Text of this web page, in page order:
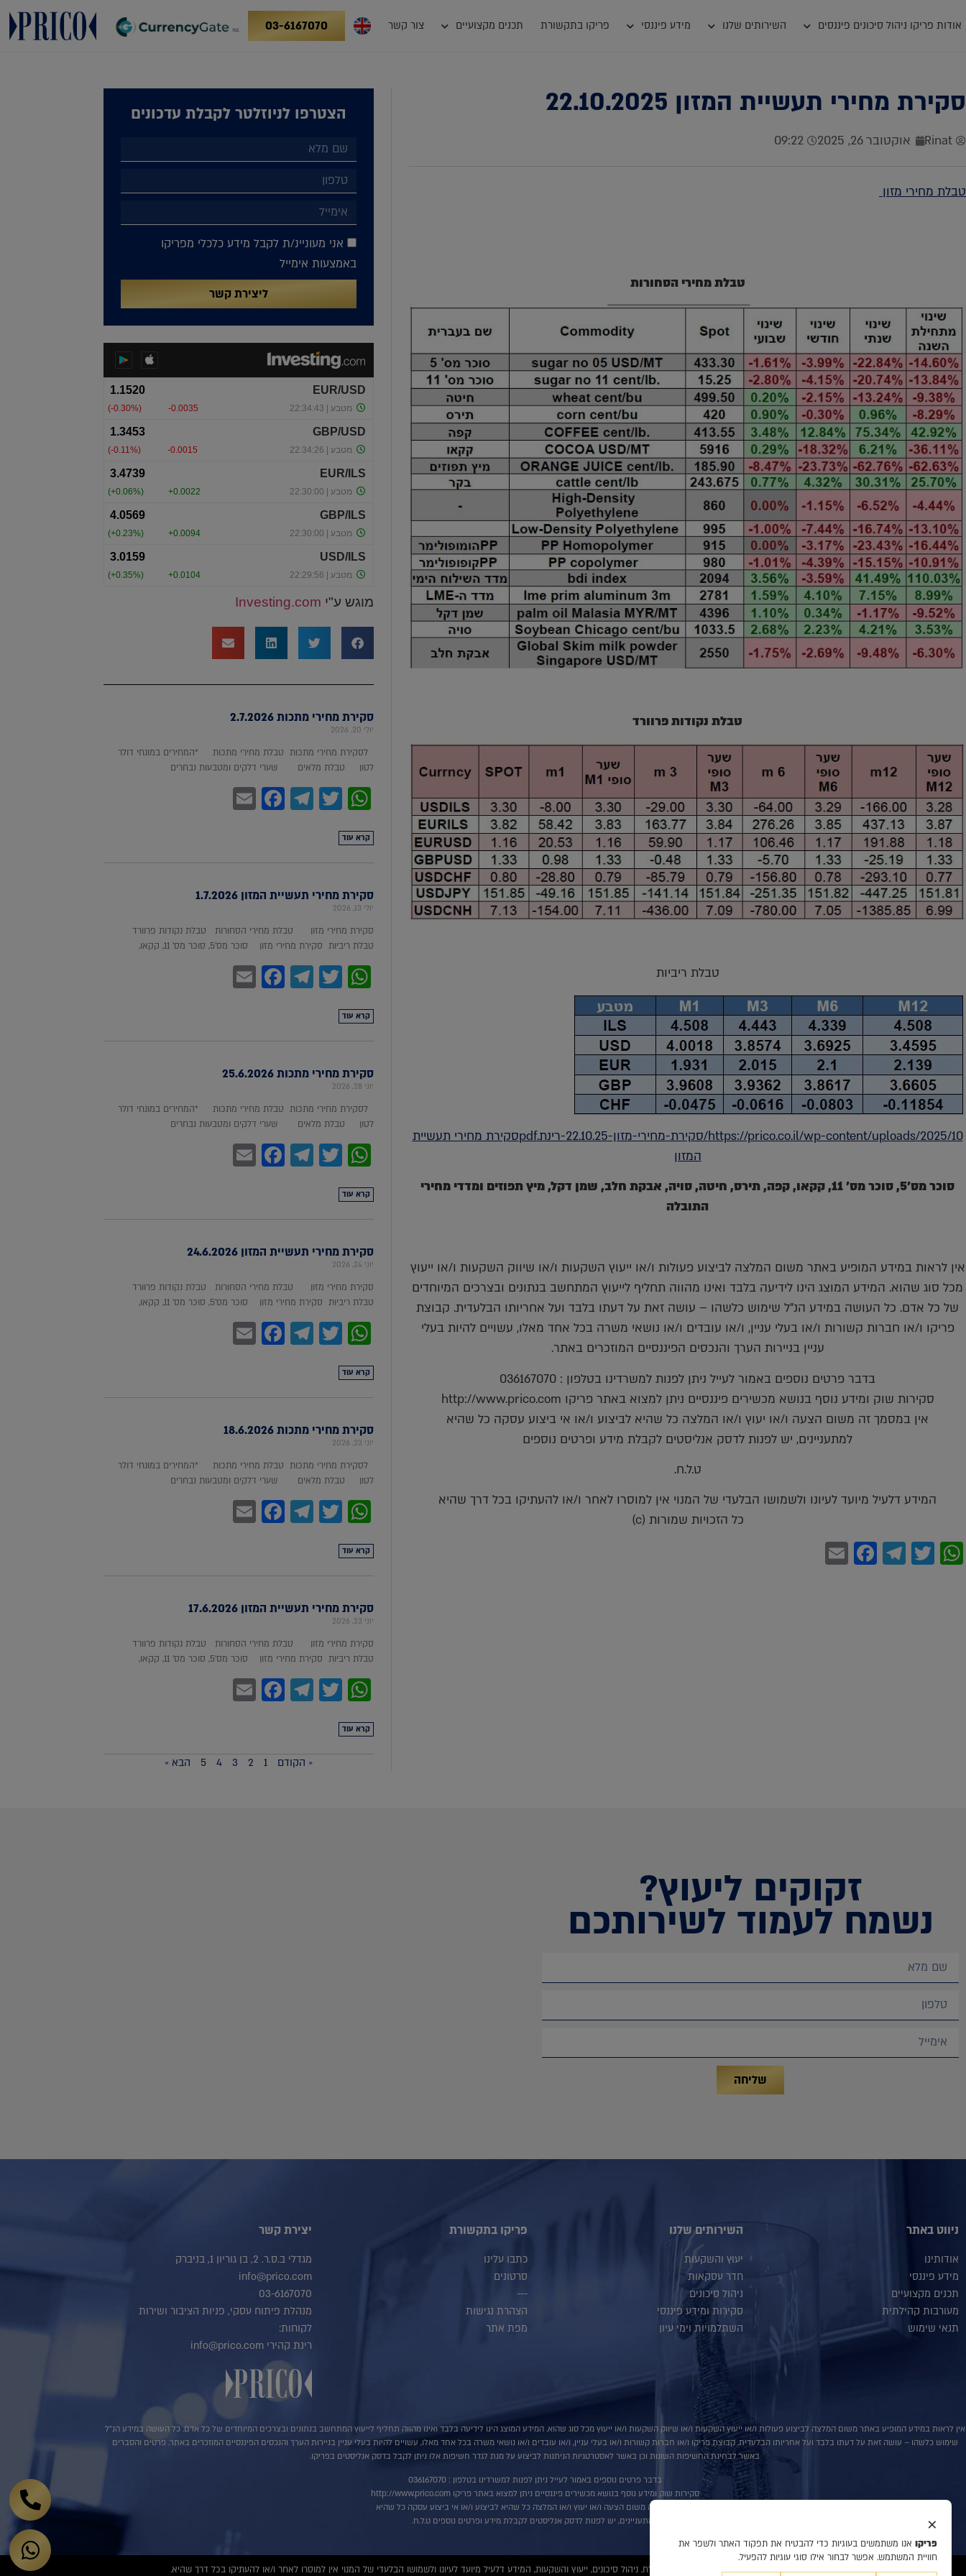
אודות פריקו ניהול סיכונים פיננסים השירותים שלנו מידע פיננסי פריקו בתקשורת תכנים מקצועיים צור קשר 03-6167070
סקירת מחירי תעשיית המזון 22.10.2025
Rinat אוקטובר 26, 2025 09:22
טבלת מחירי מזון
טבלת מחירי הסחורות
טבלת נקודות פרוורד
טבלת ריביות
https://prico.co.il/wp-content/uploads/2025/10/סקירת-מחירי-מזון-22.10.25-רינת.pdfסקירת מחירי תעשיית
המזון
סוכר מס'5, סוכר מס' 11, קקאו, קפה, תירס, חיטה, סויה, אבקת חלב, שמן דקל, מיץ תפוזים ומדדי מחירי
התובלה
אין לראות במידע המופיע באתר משום המלצה לביצוע פעולות ו/או ייעוץ השקעות ו/או שיווק השקעות ו/או ייעוץ
מכל סוג שהוא. המידע המוצג הינו לידיעה בלבד ואינו מהווה תחליף לייעוץ המתחשב בנתונים ובצרכים המיוחדים
של כל אדם. כל העושה במידע הנ"ל שימוש כלשהו – עושה זאת על דעתו בלבד ועל אחריותו הבלעדית. קבוצת
פריקו ו/או חברות קשורות ו/או בעלי עניין, ו/או עובדים ו/או נושאי משרה בכל אחד מאלו, עשויים להיות בעלי
עניין בניירות הערך והנכסים הפיננסיים המוזכרים באתר.
בדבר פרטים נוספים באמור לעייל ניתן לפנות למשרדינו בטלפון : 036167070
סקירות שוק ומידע נוסף בנושא מכשירים פיננסיים ניתן למצוא באתר פריקו http://www.prico.com
אין במסמך זה משום הצעה ו/או יעוץ ו/או המלצה כל שהיא לביצוע ו/או אי ביצוע עסקה כל שהיא
למתעניינים, יש לפנות לדסק אנליסטים לקבלת מידע ופרטים נוספים
ט.ל.ח.
המידע דלעיל מיועד לעיונו ולשמושו הבלעדי של המנוי אין למוסרו לאחר ו/או להעתיקו בכל דרך שהיא
כל הזכויות שמורות (c)
WhatsApp
Twitter
Telegram
Facebook
הצטרפו לניוזלטר לקבלת עדכונים
אני מעוניינ/ת לקבל מידע כלכלי מפריקו
באמצעות אימייל
ליצירת קשר
מוגש ע"י Investing.com
סקירת מחירי מתכות 2.7.2026
יולי 20, 2026
לסקירת מחירי מתכות טבלת מחירי מתכות *המחירים במונחי דולר
לטון טבלת מלאים שערי דלקים ומטבעות נבחרים
WhatsApp
Twitter
Telegram
Facebook
Email
קרא עוד
סקירת מחירי תעשיית המזון 1.7.2026
יולי 13, 2026
סקירת מחירי מזון טבלת מחירי הסחורות טבלת נקודות פרוורד
טבלת ריביות סקירת מחירי מזון סוכר מס'5, סוכר מס' 11, קקאו,
WhatsApp
Twitter
Telegram
Facebook
Email
קרא עוד
סקירת מחירי מתכות 25.6.2026
יוני 28, 2026
לסקירת מחירי מתכות טבלת מחירי מתכות *המחירים במונחי דולר
לטון טבלת מלאים שערי דלקים ומטבעות נבחרים
WhatsApp
Twitter
Telegram
Facebook
Email
קרא עוד
סקירת מחירי תעשיית המזון 24.6.2026
יוני 24, 2026
סקירת מחירי מזון טבלת מחירי הסחורות טבלת נקודות פרוורד
טבלת ריביות סקירת מחירי מזון סוכר מס'5, סוכר מס' 11, קקאו,
WhatsApp
Twitter
Telegram
Facebook
Email
קרא עוד
סקירת מחירי מתכות 18.6.2026
יוני 23, 2026
לסקירת מחירי מתכות טבלת מחירי מתכות *המחירים במונחי דולר
לטון טבלת מלאים שערי דלקים ומטבעות נבחרים
WhatsApp
Twitter
Telegram
Facebook
Email
קרא עוד
סקירת מחירי תעשיית המזון 17.6.2026
יוני 23, 2026
סקירת מחירי מזון טבלת מחירי הסחורות טבלת נקודות פרוורד
טבלת ריביות סקירת מחירי מזון סוכר מס'5, סוכר מס' 11, קקאו,
WhatsApp
Twitter
Telegram
Facebook
Email
קרא עוד
« הקודם 1
2
3
4
5 הבא »
זקוקים ליעוץ?
נשמח לעמוד לשירותכם
שליחה
ניווט באתר
אודותינו
מידע פיננסי
תכנים מקצועיים
מעורבות קהילתית
תנאי שימוש
השירותים שלנו
יעוץ והשקעות
חדר עסקאות
ניהול סיכונים
סקירות ומידע פיננסי
השתלמויות וימי עיון
פריקו בתקשורת
כתבו עלינו
סרטונים
---
הצהרת נגישות
מפת אתר
יצירת קשר
מגדלי ב.ס.ר. 2, בן גוריון 1, בניברק
info@prico.com
03-6167070
מנהלת פיתוח עסקי, פניות הציבור ושירות
לקוחות:
רינת קהירי info@prico.com
אין לראות במידע המופיע באתר משום המלצה לביצוע פעולות ו/או ייעוץ השקעות ו/או שיווק השקעות ו/או ייעוץ מכל סוג שהוא. המידע המוצג הינו לידיעה בלבד ואינו מהווה תחליף לייעוץ המתחשב בנתונים ובצרכים המיוחדים של כל אדם. כל העושה במידע הנ"ל
שימוש כלשהו – עושה זאת על דעתו בלבד ועל אחריותו הבלעדית. קבוצת פריקו ו/או חברות קשורות ו/או בעלי עניין, ו/או עובדים ו/או נושאי משרה בכל אחד מאלו, עשויים להיות בעלי עניין בניירות הערך והנכסים הפיננסיים המוזכרים באתר. פרטים והסברים
באשר לבחינת החשיפות השונות וכן באשר לאסטרטגיות הניתנות לביצוע על מנת לגדר חשיפות אלו ניתן לקבל בדסק אנליסטים בפריקו.
בדבר פרטים נוספים באמור לעייל ניתן לפנות למשרדינו בטלפון : 036167070
סקירות שוק ומידע נוסף בנושא מכשירים פיננסיים ניתן למצוא באתר פריקו http://www.prico.com
אין במסמך זה משום הצעה ו/או יעוץ ו/או המלצה כל שהיא לביצוע ו/או אי ביצוע עסקה כל שהיא
למתעניינים, יש לפנות לדסק אנליסטים לקבלת מידע ופרטים נוספים ט.ל.ח.
© 2020 כל הזכויות שמורות לפריקו מט"ח, ניהול סיכונים, ייעוץ והשקעות, המידע דלעיל מיועד לעיונו ולשמושו הבלעדי של המנוי אין למוסרו לאחר ו/או להעתיקו בכל דרך שהיא.
×
פריקו אנו משתמשים בעוגיות כדי להבטיח את תפקוד האתר ולשפר את
חוויית המשתמש. אפשר לבחור אילו סוגי עוגיות להפעיל.